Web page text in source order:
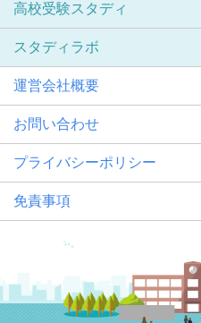
高校受験スタディ
スタディラボ
運営会社概要
お問い合わせ
プライバシーポリシー
免責事項